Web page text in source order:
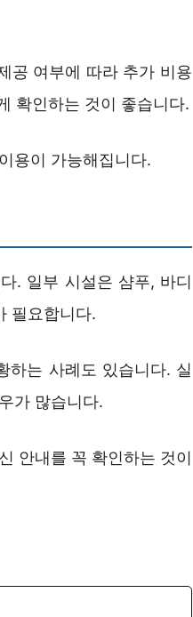
공 여부에 따라 추가 비용
확인하는 것이 좋습니다.
용이 가능해집니다.
. 일부 시설은 샴푸, 바디
필요합니다.
하는 사례도 있습니다. 실
가 많습니다.
안내를 꼭 확인하는 것이